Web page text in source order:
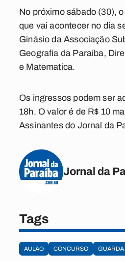
No próximo sábado (30),
que vai acontecer no dia
Ginásio da Associação
Geografia da Paraíba,
e Matematica.
Os ingressos podem ser
18h. O valor é de R$ 10
Assinantes do Jornal da
Jornal da
Tags
AULÃO CONCURSO GUARDA